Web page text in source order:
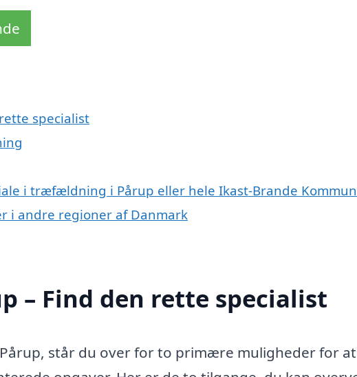
specialist
i træfældning i Pårup eller hele Ikast-Brande
i andre regioner af Danmark
– Find den rette specialist
står du over for to primære muligheder for